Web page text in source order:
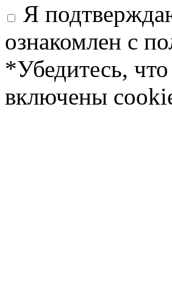
Я
ознакомлен с
*Убедитесь,
включены